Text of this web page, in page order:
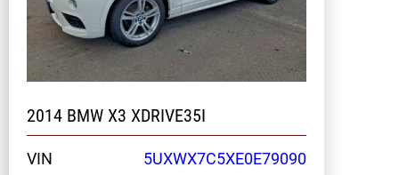
2014 BMW X3 XDRIVE35I
VIN
5UXWX7C5XE0E79090